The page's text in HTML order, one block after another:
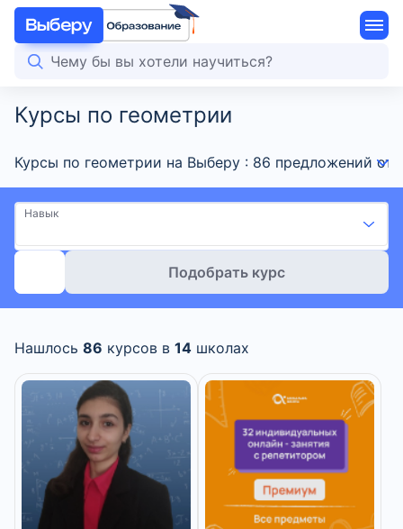
Курсы по геометрии
Курсы по геометрии на Выберу : 86 предложений от
Навык
Подобрать курс
Нашлось 86 курсов в 14 школах